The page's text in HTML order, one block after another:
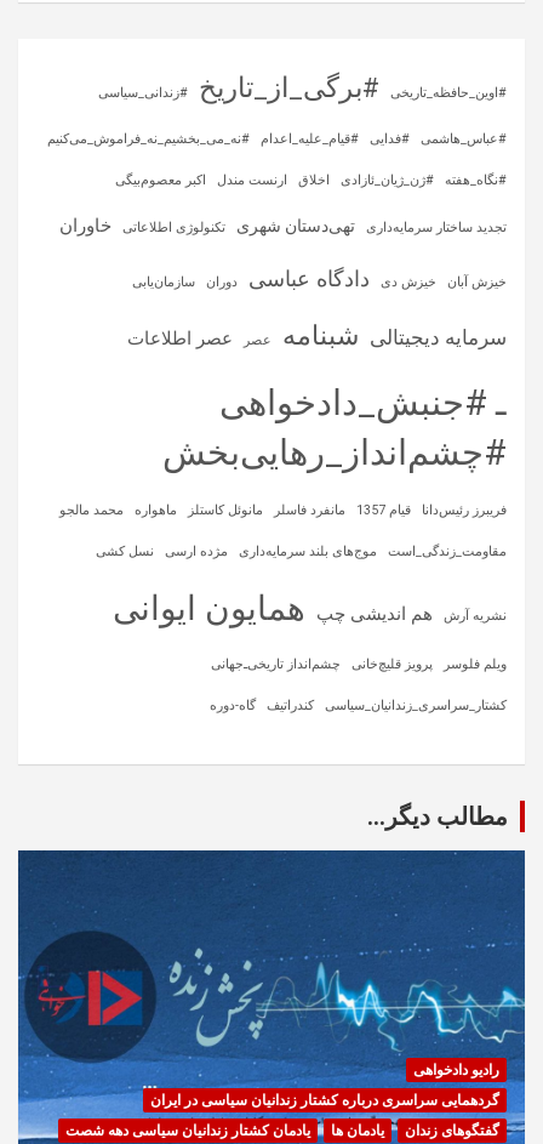
#اوین_حافظه_تاریخی #برگی_از_تاریخ #زندانی_سیاسی
#عباس_هاشمی #فدایی #قیام_علیه_اعدام #نه_می_بخشیم_نه_فراموش_می‌کنیم
#نگاه_هفته #ژن_ژیان_ئازادی اخلاق ارنست مندل اکبر معصوم‌بیگی
تجدید ساختار سرمایه‌داری تهی‌دستان شهری تکنولوژی اطلاعاتی خاوران
خیزش آبان خیزش دی دادگاه عباسی دوران سازمان‌یابی
سرمایه‌ دیجیتالی شبنامه عصر عصر اطلاعات
ـ #جنبش_دادخواهی
#چشم‌انداز_رهایی‌بخش
فریبرز رئیس‌دانا قیام 1357 مانفرد فاسلر مانوئل کاستلز ماهواره‌ محمد مالجو
مقاومت_زندگی_است موج‌های بلند سرمایه‌داری مژده ارسی نسل کشی
نشریه آرش هم اندیشی چپ همایون ایوانی
ویلم فلوسر پرویز قلیچ‌خانی چشم‌انداز تاریخی‌ـ‌جهانی
کشتار_سراسری_زندانیان_سیاسی کندراتیف گاه-دوره
مطالب دیگر...
رادیو دادخواهی
گردهمایی سراسری درباره کشتار زندانیان سیاسی در ایران
گفتگوهای زندان
یادمان ها یادمان کشتار زندانیان سیاسی دهه شصت